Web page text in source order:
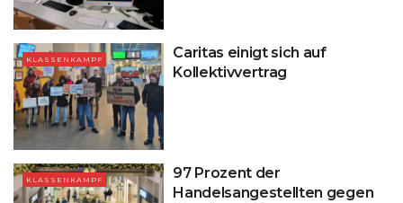
KLASSENKAMPF
Caritas einigt sich auf
Kollektivvertrag
KLASSENKAMPF
97 Prozent der
Handelsangestellten gegen